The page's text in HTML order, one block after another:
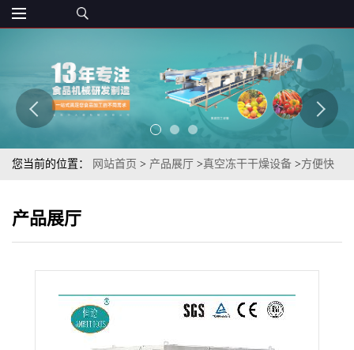
您当前的位置： 网站首页 > 产品展厅 >真空冻干干燥设备 >方便快
产品展厅